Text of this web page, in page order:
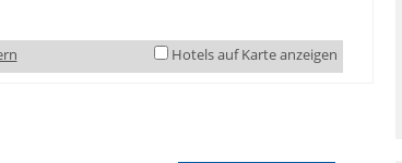
Hotels auf Karte anzeigen